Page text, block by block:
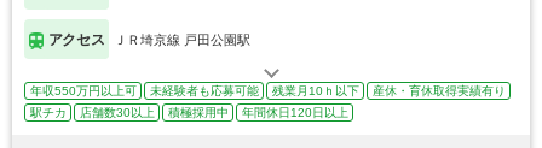
アクセス ＪＲ埼京線 戸田公園駅
年収550万円以上可 未経験者も応募可能 残業月10ｈ以下
産休・育休取得実績有り
駅チカ
店舗数30以上 積極採用中 年間休日120日以上